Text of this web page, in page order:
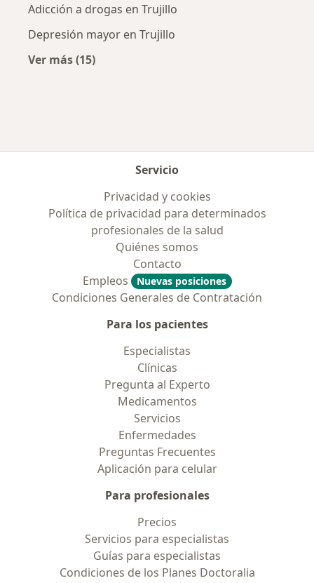
Adicción a drogas en Trujillo
Depresión mayor en Trujillo
Ver más (15)
Servicio
Privacidad y cookies
Política de privacidad para determinados
profesionales de la salud
Quiénes somos
Contacto
Empleos
Nuevas posiciones
Condiciones Generales de Contratación
Para los pacientes
Especialistas
Clínicas
Pregunta al Experto
Medicamentos
Servicios
Enfermedades
Preguntas Frecuentes
Aplicación para celular
Para profesionales
Precios
Servicios para especialistas
Guías para especialistas
Condiciones de los Planes Doctoralia